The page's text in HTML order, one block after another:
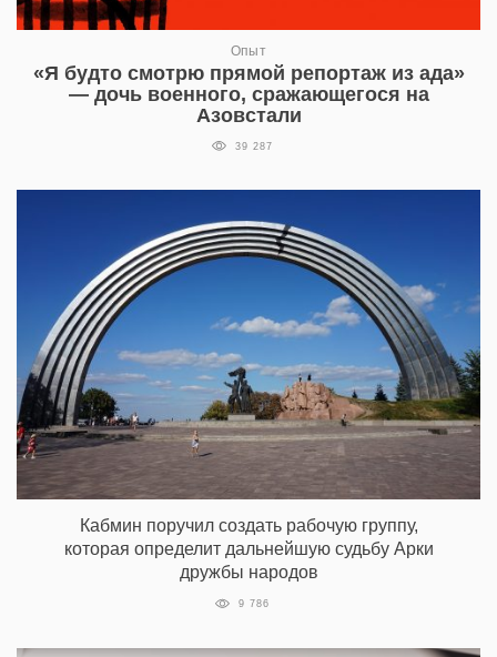
Опыт
«Я будто смотрю прямой репортаж из ада»
— дочь военного, сражающегося на
Азовстали
39 287
Кабмин поручил создать рабочую группу,
которая определит дальнейшую судьбу Арки
дружбы народов
9 786